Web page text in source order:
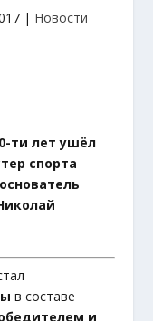
| Новости
ти лет ушёл
спорта
в составе
и